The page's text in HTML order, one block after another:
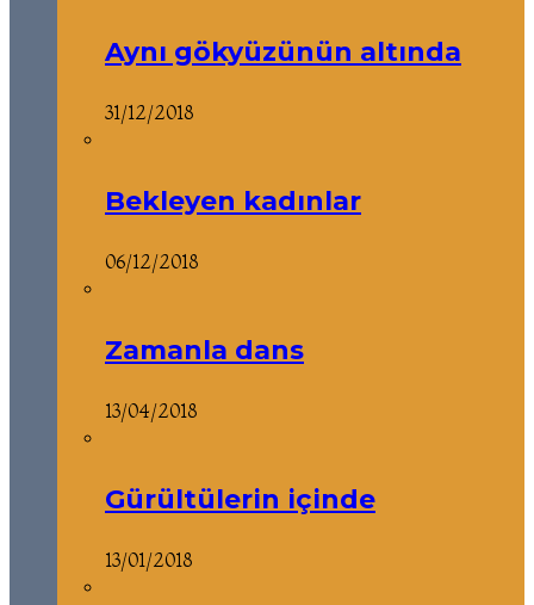
Aynı gökyüzünün altında
31/12/2018
Bekleyen kadınlar
06/12/2018
Zamanla dans
13/04/2018
Gürültülerin içinde
13/01/2018